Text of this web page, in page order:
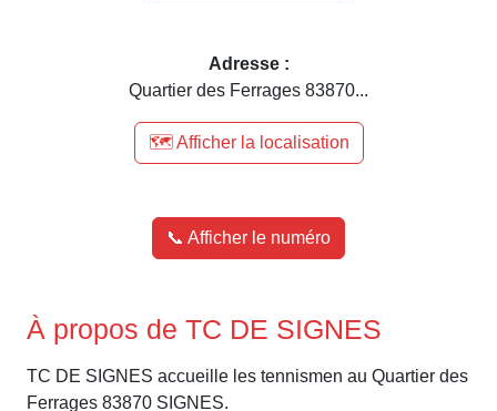
Adresse :
Quartier des Ferrages 83870...
🗺️ Afficher la localisation
📞 Afficher le numéro
À propos de TC DE SIGNES
TC DE SIGNES accueille les tennismen au Quartier des
Ferrages 83870 SIGNES.